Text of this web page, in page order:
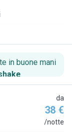
in buone mani
.
da
38 €
/notte